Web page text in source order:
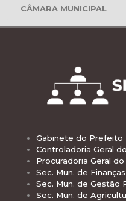
CÂMARA MUNICIPAL
Gabinete do Prefeito
Controladoria Geral
Procuradoria Geral
Sec. Mun. de Finanças
Sec. Mun. de Gestão
Sec. Mun. de